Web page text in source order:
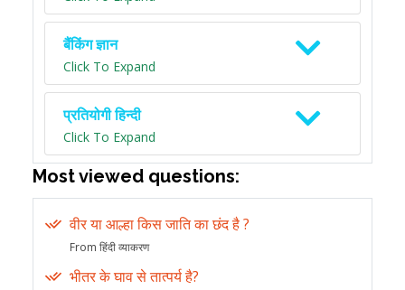
बैंकिंग ज्ञान
Click To Expand
प्रतियोगी हिन्दी
Click To Expand
Most viewed questions:
वीर या आल्हा किस जाति का छंद है ?
From हिंदी व्याकरण
भीतर के घाव से तात्पर्य है?